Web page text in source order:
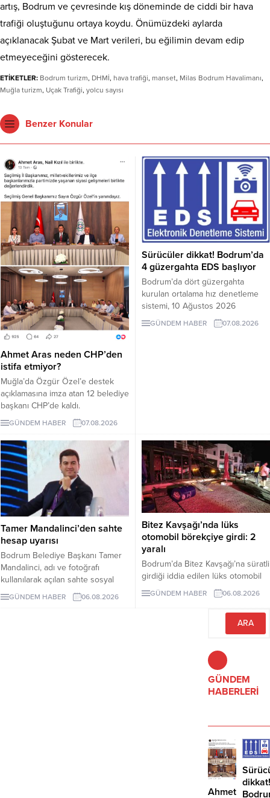
artış, Bodrum ve çevresinde kış döneminde de ciddi bir hava
trafiği oluştuğunu ortaya koydu. Önümüzdeki aylarda
açıklanacak Şubat ve Mart verileri, bu eğilimin devam edip
etmeyeceğini gösterecek.
ETİKETLER: Bodrum turizm, DHMİ, hava trafiği, manset, Milas Bodrum Havalimanı,
Muğla turizm, Uçak Trafiği, yolcu sayısı
Benzer Konular
Ahmet Aras neden CHP’den
istifa etmiyor?
Muğla’da Özgür Özel’e destek
açıklamasına imza atan 12 belediye
başkanı CHP’de kaldı.
Milletvekilleri Yeni Parti’ye
geçerken belediye başkanlarının
tutumu ve CHP yönetiminin
sessizliği tartışılıyor.
GÜNDEM HABER 07.08.2026
Sürücüler dikkat! Bodrum’da
4 güzergahta EDS başlıyor
Bodrum’da dört güzergahta
kurulan ortalama hız denetleme
sistemi, 10 Ağustos 2026
Pazartesi günü devreye girecek.
İşte EDS uygulanacak yollar.
GÜNDEM HABER 07.08.2026
Tamer Mandalinci’den sahte
hesap uyarısı
Bodrum Belediye Başkanı Tamer
Mandalinci, adı ve fotoğrafı
kullanılarak açılan sahte sosyal
medya hesaplarına karşı uyarıda
bulundu. Mandalinci, tek resmî
GÜNDEM HABER 06.08.2026
Bitez Kavşağı’nda lüks
otomobil börekçiye girdi: 2
yaralı
Bodrum’da Bitez Kavşağı’na süratli
girdiği iddia edilen lüks otomobil
börekçiye girdi. Kazada sürücü ve
GÜNDEM HABER 06.08.2026
GÜNDEM
HABERLERİ
Ahmet
dikkat!